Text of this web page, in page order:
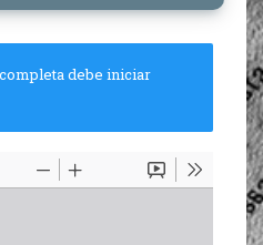
debe iniciar